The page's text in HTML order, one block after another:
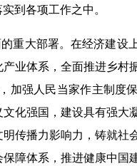
到各项工作之中。
大部署。在经济建设
业体系，全面推进乡
强人民当家作主制度
化强国，建设具有强大
传播力影响力，铸就
障体系，推进健康中国